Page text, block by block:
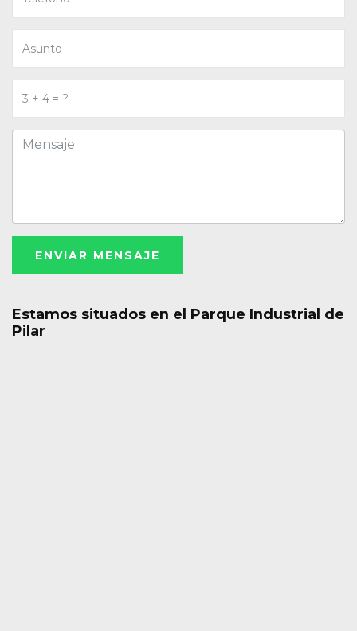
ENVIAR MENSAJE
Estamos situados en el Parque Industrial de
Pilar